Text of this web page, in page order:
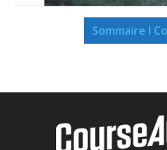
Sommaire I